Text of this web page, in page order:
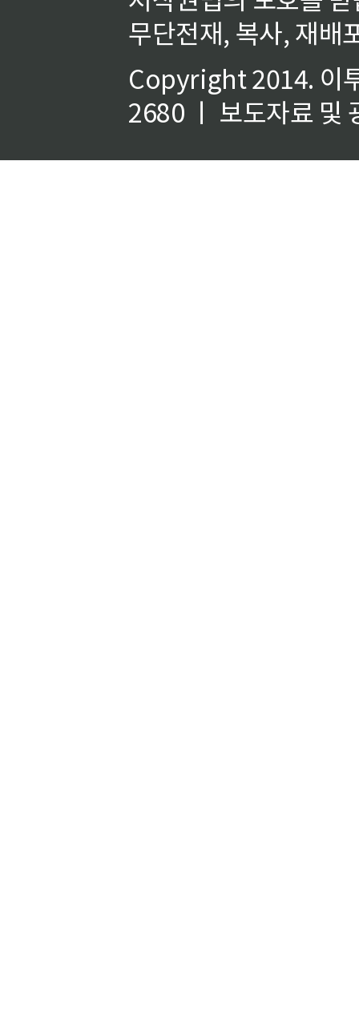
무단전재, 복사, 재배
Copyright 2014. 이
2680 ㅣ 보도자료